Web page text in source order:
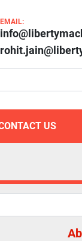
EMAIL:
CONTACT US